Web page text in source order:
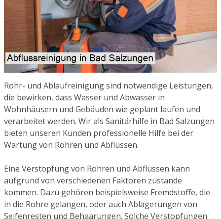
Rohr- und Ablaufreinigung sind notwendige Leistungen,
die bewirken, dass Wasser und Abwasser in
Wohnhäusern und Gebäuden wie geplant laufen und
verarbeitet werden. Wir als Sanitärhilfe in Bad Salzungen
bieten unseren Kunden professionelle Hilfe bei der
Wartung von Rohren und Abflüssen.
Eine Verstopfung von Rohren und Abflüssen kann
aufgrund von verschiedenen Faktoren zustande
kommen. Dazu gehören beispielsweise Fremdstoffe, die
in die Rohre gelangen, oder auch Ablagerungen von
Seifenresten und Behaarungen. Solche Verstopfungen